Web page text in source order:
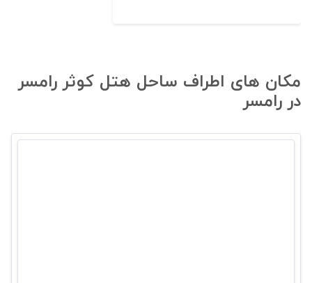
مکان های اطراف ساحل هتل کوثر رامسر
در رامسر